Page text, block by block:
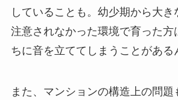
していることも。幼少期から大き
注意されなかった環境で育った方
ちに音を立ててしまうことがある
また、マンションの構造上の問